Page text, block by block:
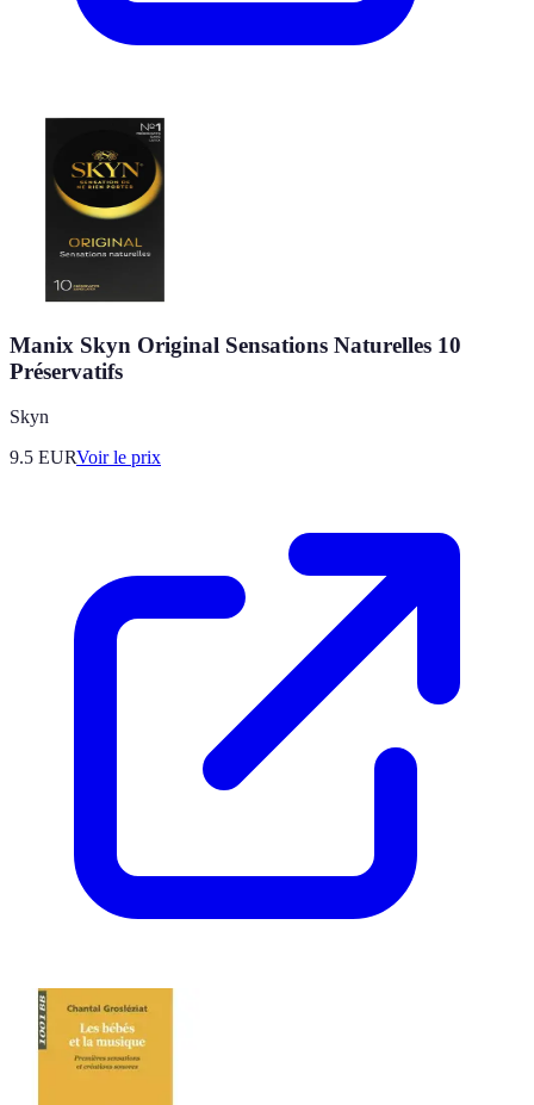
Manix Skyn Original Sensations Naturelles 10
Préservatifs
Skyn
9.5 EURVoir le prix